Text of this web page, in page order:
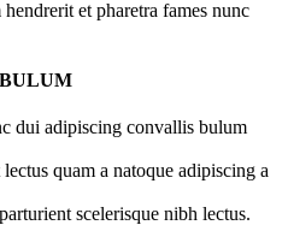
et pharetra fames nunc
dui adipiscing convallis bulum
quam a natoque adipiscing a
scelerisque nibh lectus.